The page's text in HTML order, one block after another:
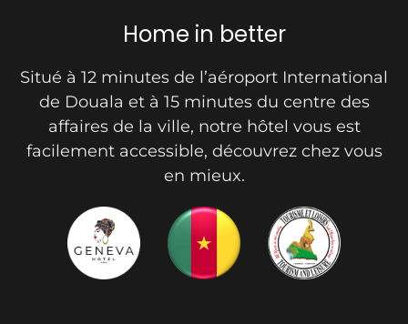
Home in better
Situé à 12 minutes de l’aéroport International
de Douala et à 15 minutes du centre des
affaires de la ville, notre hôtel vous est
facilement accessible, découvrez chez vous
en mieux.